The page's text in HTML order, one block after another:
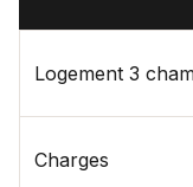
Logement 3
Charges